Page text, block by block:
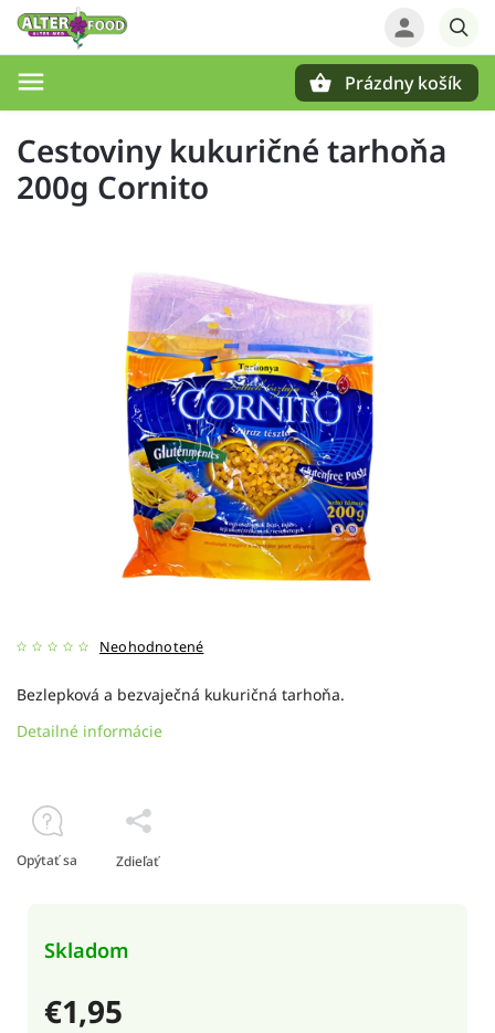
Prázdny košík
Cestoviny kukuričné tarhoňa
200g Cornito
Neohodnotené
€1,95
Skladom
Bezlepková a bezvaječná kukuričná tarhoňa.
Detailné informácie
Opýtať sa Zdieľať